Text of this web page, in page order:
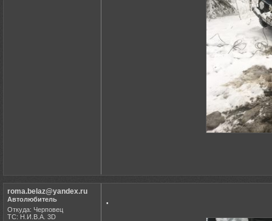
roma.belaz@yandex.ru
Автолюбитель
Откуда: Черповец
ТС: Н.И.В.А. 3D
.